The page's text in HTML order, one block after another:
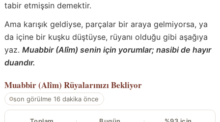
tabir etmişsin demektir.
Ama karışık geldiyse, parçalar bir araya gelmiyorsa, ya
da içine bir kuşku düştüyse, rüyanı olduğu gibi aşağıya
yaz. Muabbir (Alîm) senin için yorumlar; nasibi de hayır
duandır.
Muabbir (Alîm) Rüyalarınızı Bekliyor
son görülme 16 dakika önce